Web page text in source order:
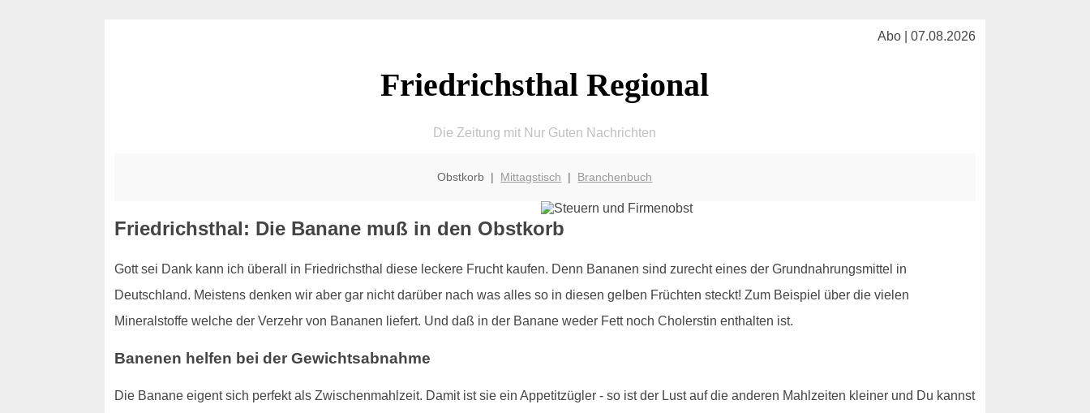
Abo | 07.08.2026
Friedrichsthal Regional
Die Zeitung mit Nur Guten Nachrichten
Obstkorb | Mittagstisch | Branchenbuch
Friedrichsthal: Die Banane muß in den Obstkorb
Gott sei Dank kann ich überall in Friedrichsthal diese leckere Frucht kaufen. Denn Bananen sind zurecht eines der Grundnahrungsmittel in
Deutschland. Meistens denken wir aber gar nicht darüber nach was alles so in diesen gelben Früchten steckt! Zum Beispiel über die vielen
Mineralstoffe welche der Verzehr von Bananen liefert. Und daß in der Banane weder Fett noch Cholerstin enthalten ist.
Banenen helfen bei der Gewichtsabnahme
Die Banane eigent sich perfekt als Zwischenmahlzeit. Damit ist sie ein Appetitzügler - so ist der Lust auf die anderen Mahlzeiten kleiner und Du kannst